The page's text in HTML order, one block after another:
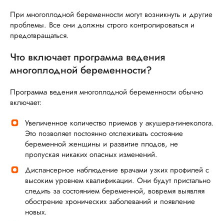
При многоплодной беременности могут возникнуть и другие
проблемы. Все они должны строго контролироваться и
предотвращаться.
Что включает программа ведения
многоплодной беременности?
Программа ведения многоплодной беременности обычно
включает:
Увеличенное количество приемов у акушера-гинеколога.
Это позволяет постоянно отслеживать состояние
беременной женщины и развитие плодов, не
пропуская никаких опасных изменений.
Диспансерное наблюдение врачами узких профилей с
высоким уровнем квалификации. Они будут пристально
следить за состоянием беременной, вовремя выявляя
обострение хронических заболеваний и появление
новых.